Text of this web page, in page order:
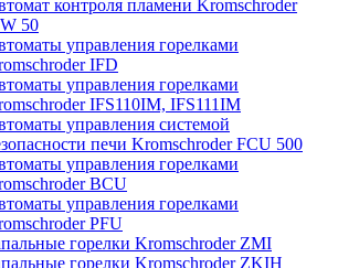
контроля пламени Kromschroder
50
управления горелками
IFD
управления горелками
IFS110IM, IFS111IM
управления системой
печи Kromschroder FCU 500
управления горелками
BCU
управления горелками
PFU
горелки Kromschroder ZМI
горелки Kromschroder ZKIH